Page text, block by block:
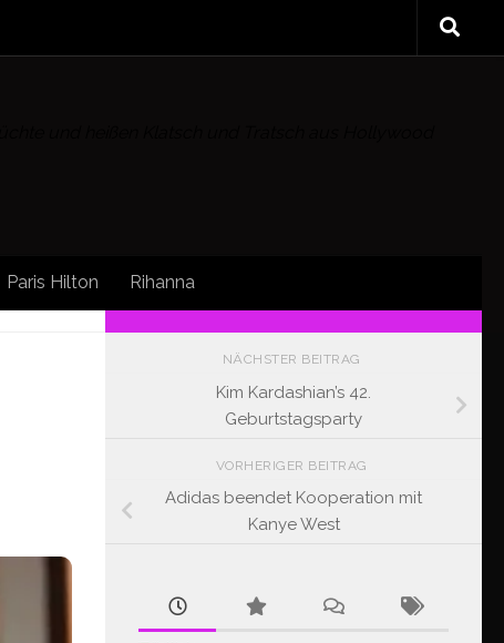
Paris Hilton Rihanna
NÄCHSTER BEITRAG
Kim Kardashian’s 42.
Geburtstagsparty
VORHERIGER BEITRAG
Adidas beendet Kooperation mit
Kanye West